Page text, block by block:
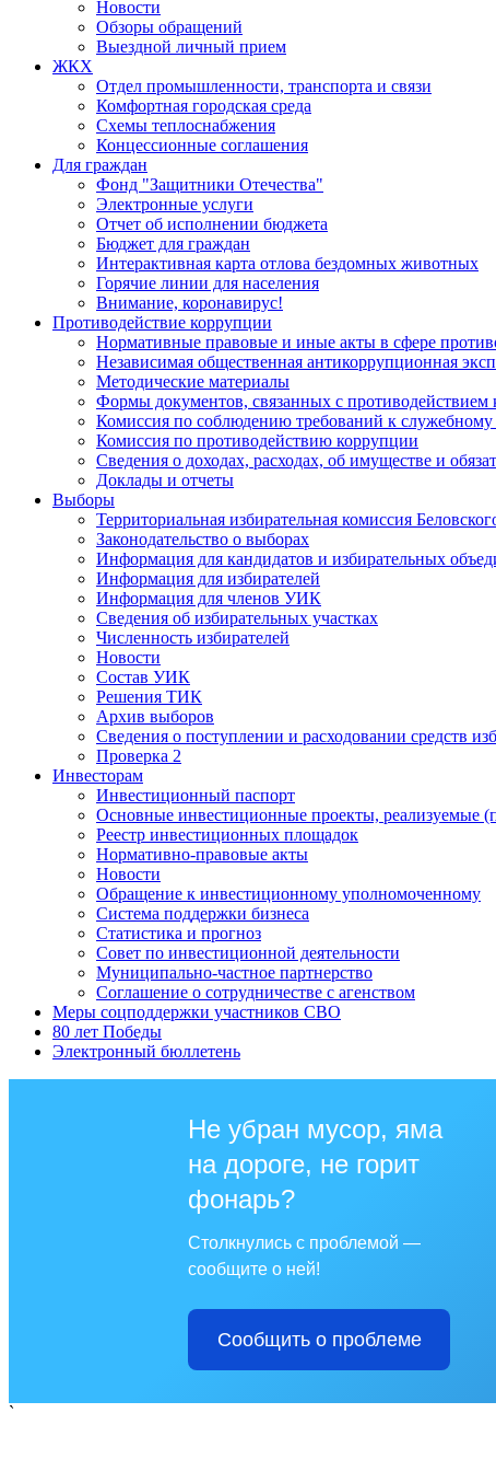
Новости
Обзоры обращений
Выездной личный прием
ЖКХ
Отдел промышленности, транспорта и связи
Комфортная городская среда
Схемы теплоснабжения
Концессионные соглашения
Для граждан
Фонд "Защитники Отечества"
Электронные услуги
Отчет об исполнении бюджета
Бюджет для граждан
Интерактивная карта отлова бездомных животных
Горячие линии для населения
Внимание, коронавирус!
Противодействие коррупции
Нормативные правовые и иные акты в сфере
Независимая общественная антикоррупционная
Методические материалы
Формы документов, связанных с противодействием
Комиссия по соблюдению требований к
Комиссия по противодействию коррупции
Сведения о доходах, расходах, об имуществе и
Доклады и отчеты
Выборы
Территориальная избирательная комиссия
Законодательство о выборах
Информация для кандидатов и избирательных
Информация для избирателей
Информация для членов УИК
Сведения об избирательных участках
Численность избирателей
Новости
Состав УИК
Решения ТИК
Архив выборов
Сведения о поступлении и расходовании средств
Проверка 2
Инвесторам
Инвестиционный паспорт
Основные инвестиционные проекты, реализуемые
Реестр инвестиционных площадок
Нормативно-правовые акты
Новости
Обращение к инвестиционному уполномоченному
Система поддержки бизнеса
Статистика и прогноз
Совет по инвестиционной деятельности
Муниципально-частное партнерство
Соглашение о сотрудничестве с агенством
Меры соцподдержки участников СВО
80 лет Победы
Электронный бюллетень
Не убран мусор, яма
на дороге, не горит
фонарь?
Столкнулись с проблемой —
сообщите о ней!
Сообщить о проблеме
`